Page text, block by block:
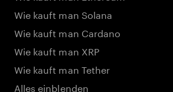
Wie kauft man Solana
Wie kauft man Cardano
Wie kauft man XRP
Wie kauft man Tether
Alles einblenden